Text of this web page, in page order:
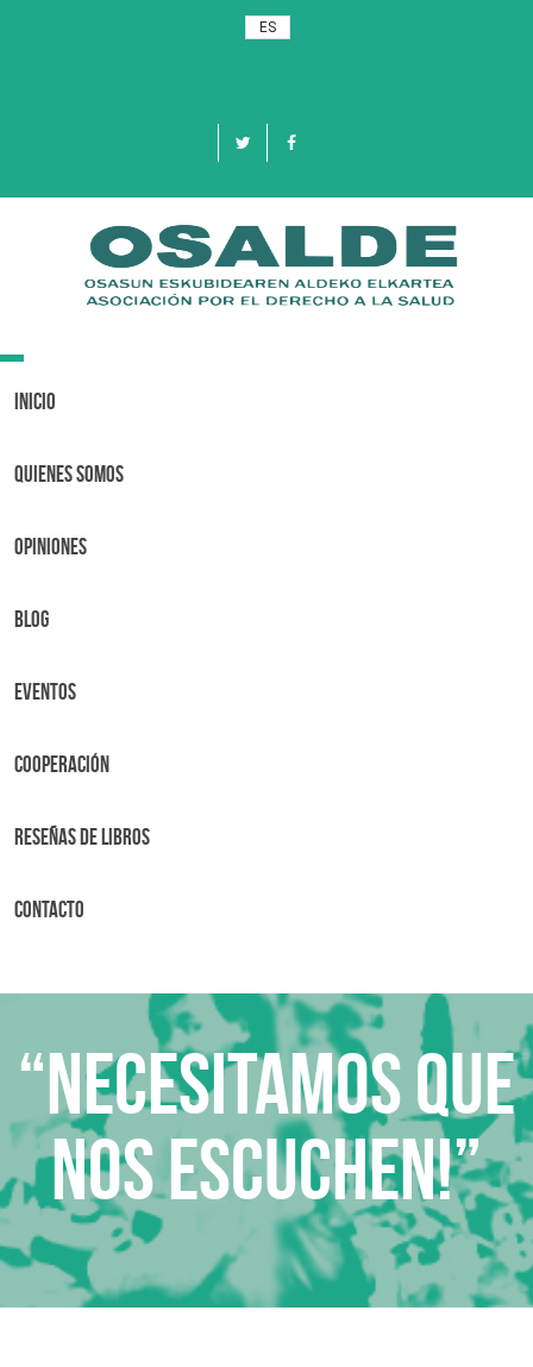
ES
Toggle
Inicio
Quienes Somos
OPINIONES
BLOG
Eventos
Cooperación
Reseñas de libros
Contacto
“Necesitamos que
nos escuchen!”